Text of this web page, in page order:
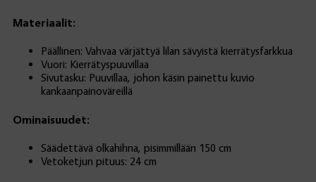
Materiaalit:
Päällinen: Vahvaa värjättyä lilan sävyistä kierrätysfarkkua
Vuori: Kierrätyspuuvillaa
Sivutasku: Puuvillaa, johon käsin painettu kuvio
kankaanpainoväreillä
Ominaisuudet:
Säädettävä olkahihna, pisimmillään 150 cm
Vetoketjun pituus: 24 cm